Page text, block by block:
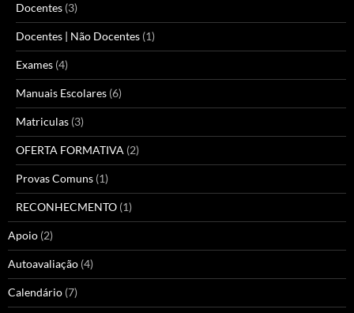
Docentes (3)
Docentes | Não Docentes (1)
Exames (4)
Manuais Escolares (6)
Matriculas (3)
OFERTA FORMATIVA (2)
Provas Comuns (1)
RECONHECMENTO (1)
Apoio (2)
Autoavaliação (4)
Calendário (7)